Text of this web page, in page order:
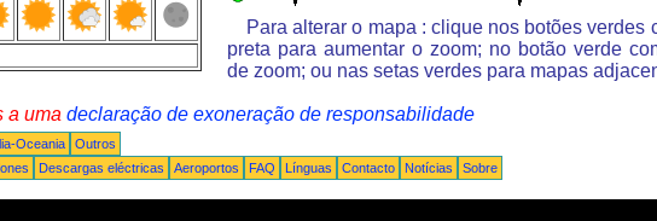
Para alterar o mapa : clique nos botões verdes
preta para aumentar o zoom; no botão verde
de zoom; ou nas setas verdes para mapas
a uma declaração de exoneração de responsabilidade
Oceania
Outros
Descargas eléctricas Aeroportos FAQ Línguas Contacto Notícias Sobre